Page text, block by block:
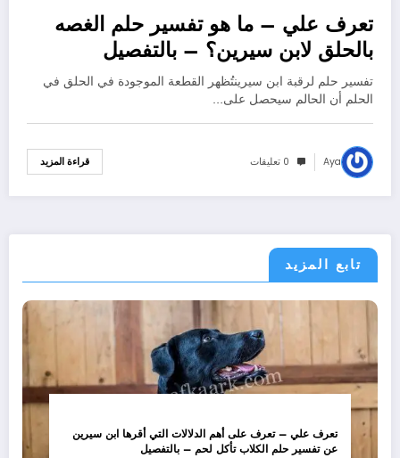
تعرف علي – ما هو تفسير حلم الغصه
بالحلق لابن سيرين؟ – بالتفصيل
تفسير حلم لرقبة ابن سيرينتُظهر القطعة الموجودة في الحلق في
الحلم أن الحالم سيحصل على…
Aya 0 تعليقات قراءة المزيد
تابع المزيد
تعرف علي – تعرف على أهم الدلالات التي أقرها ابن سيرين
عن تفسير حلم الكلاب تأكل لحم – بالتفصيل